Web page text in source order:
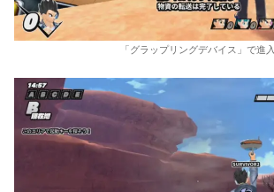
「グラップリングデバイス」で進入